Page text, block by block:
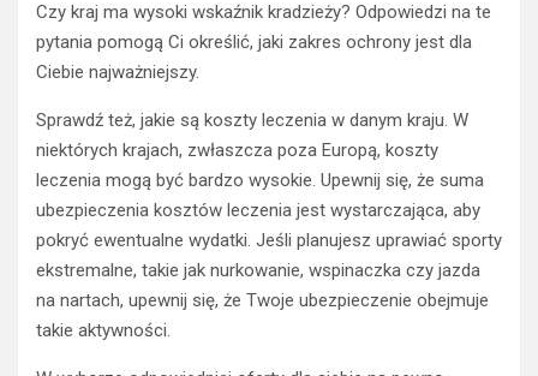
Czy kraj ma wysoki wskaźnik kradzieży? Odpowiedzi na te
pytania pomogą Ci określić, jaki zakres ochrony jest dla
Ciebie najważniejszy.
Sprawdź też, jakie są koszty leczenia w danym kraju. W
niektórych krajach, zwłaszcza poza Europą, koszty
leczenia mogą być bardzo wysokie. Upewnij się, że suma
ubezpieczenia kosztów leczenia jest wystarczająca, aby
pokryć ewentualne wydatki. Jeśli planujesz uprawiać sporty
ekstremalne, takie jak nurkowanie, wspinaczka czy jazda
na nartach, upewnij się, że Twoje ubezpieczenie obejmuje
takie aktywności.